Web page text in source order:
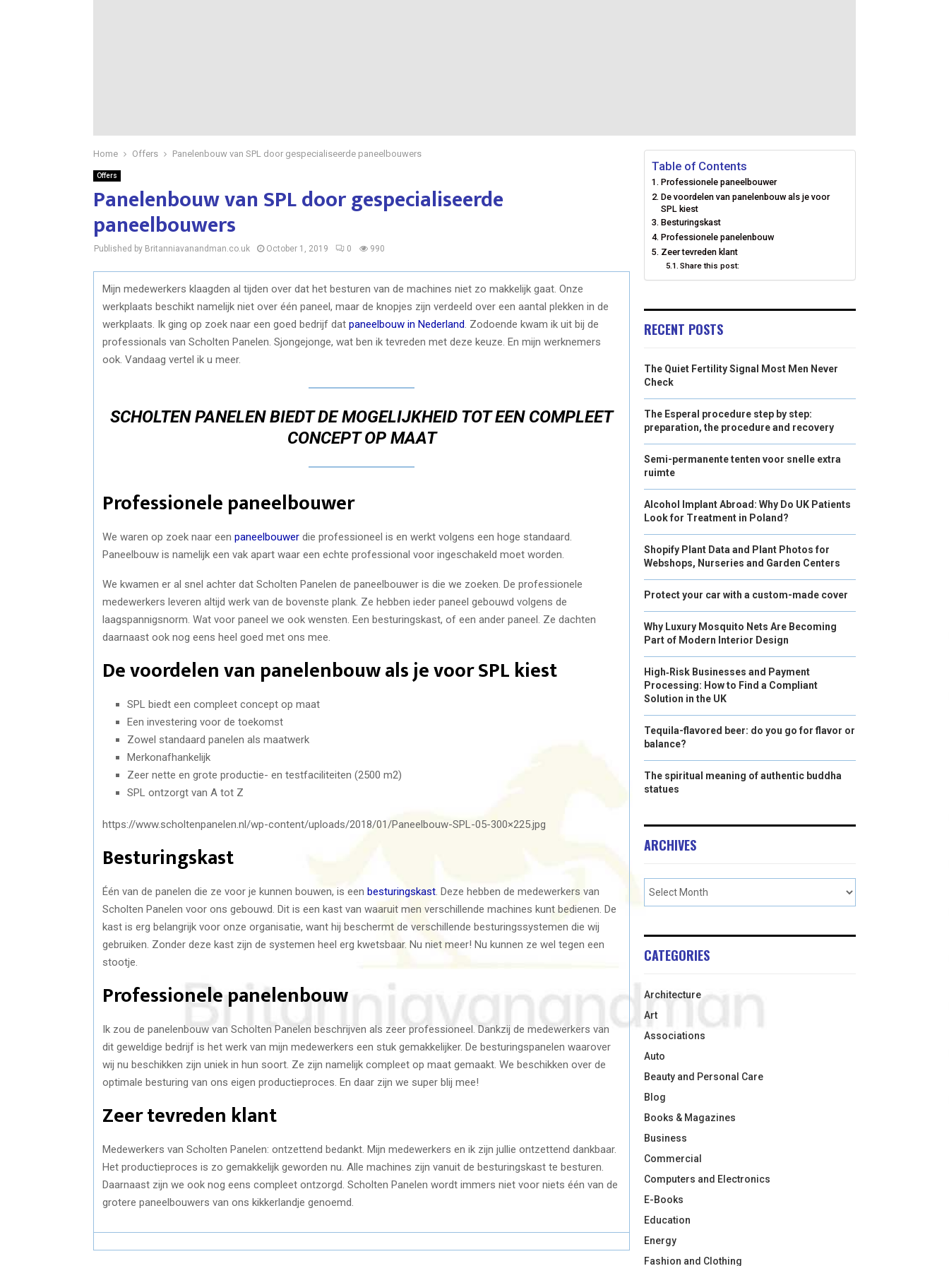
Home Offers Panelenbouw van SPL door gespecialiseerde paneelbouwers
Offers
Panelenbouw van SPL door gespecialiseerde
paneelbouwers
Published by Britanniavanandman.co.uk October 1, 2019 0 990
Mijn medewerkers klaagden al tijden over dat het besturen van de machines niet zo makkelijk gaat. Onze
werkplaats beschikt namelijk niet over één paneel, maar de knopjes zijn verdeeld over een aantal plekken in de
werkplaats. Ik ging op zoek naar een goed bedrijf dat paneelbouw in Nederland . Zodoende kwam ik uit bij de
professionals van Scholten Panelen. Sjongejonge, wat ben ik tevreden met deze keuze. En mijn werknemers
ook. Vandaag vertel ik u meer.
SCHOLTEN PANELEN BIEDT DE MOGELIJKHEID TOT EEN COMPLEET
CONCEPT OP MAAT
Professionele paneelbouwer
We waren op zoek naar een paneelbouwer die professioneel is en werkt volgens een hoge standaard.
Paneelbouw is namelijk een vak apart waar een echte professional voor ingeschakeld moet worden.
We kwamen er al snel achter dat Scholten Panelen de paneelbouwer is die we zoeken. De professionele
medewerkers leveren altijd werk van de bovenste plank. Ze hebben ieder paneel gebouwd volgens de
laagspannigsnorm. Wat voor paneel we ook wensten. Een besturingskast, of een ander paneel. Ze dachten
daarnaast ook nog eens heel goed met ons mee.
De voordelen van panelenbouw als je voor SPL kiest
SPL biedt een compleet concept op maat
Een investering voor de toekomst
Zowel standaard panelen als maatwerk
Merkonafhankelijk
Zeer nette en grote productie- en testfaciliteiten (2500 m2)
SPL ontzorgt van A tot Z
https://www.scholtenpanelen.nl/wp-content/uploads/2018/01/Paneelbouw-SPL-05-300×225.jpg
Besturingskast
Één van de panelen die ze voor je kunnen bouwen, is een besturingskast . Deze hebben de medewerkers van
Scholten Panelen voor ons gebouwd. Dit is een kast van waaruit men verschillende machines kunt bedienen. De
kast is erg belangrijk voor onze organisatie, want hij beschermt de verschillende besturingssystemen die wij
gebruiken. Zonder deze kast zijn de systemen heel erg kwetsbaar. Nu niet meer! Nu kunnen ze wel tegen een
stootje.
Professionele panelenbouw
Ik zou de panelenbouw van Scholten Panelen beschrijven als zeer professioneel. Dankzij de medewerkers van
dit geweldige bedrijf is het werk van mijn medewerkers een stuk gemakkelijker. De besturingspanelen waarover
wij nu beschikken zijn uniek in hun soort. Ze zijn namelijk compleet op maat gemaakt. We beschikken over de
optimale besturing van ons eigen productieproces. En daar zijn we super blij mee!
Zeer tevreden klant
Medewerkers van Scholten Panelen: ontzettend bedankt. Mijn medewerkers en ik zijn jullie ontzettend dankbaar.
Het productieproces is zo gemakkelijk geworden nu. Alle machines zijn vanuit de besturingskast te besturen.
Daarnaast zijn we ook nog eens compleet ontzorgd. Scholten Panelen wordt immers niet voor niets één van de
grotere paneelbouwers van ons kikkerlandje genoemd.
Table of Contents
Professionele paneelbouwer
De voordelen van panelenbouw als je voor
SPL kiest
Besturingskast
Professionele panelenbouw
Zeer tevreden klant
Share this post:
RECENT POSTS
The Quiet Fertility Signal Most Men Never
Check
The Esperal procedure step by step:
preparation, the procedure and recovery
Semi-permanente tenten voor snelle extra
ruimte
Alcohol Implant Abroad: Why Do UK Patients
Look for Treatment in Poland?
Shopify Plant Data and Plant Photos for
Webshops, Nurseries and Garden Centers
Protect your car with a custom-made cover
Why Luxury Mosquito Nets Are Becoming
Part of Modern Interior Design
High‑Risk Businesses and Payment
Processing: How to Find a Compliant
Solution in the UK
Tequila-flavored beer: do you go for flavor or
balance?
The spiritual meaning of authentic buddha
statues
ARCHIVES
CATEGORIES
Architecture
Art
Associations
Auto
Beauty and Personal Care
Blog
Books & Magazines
Business
Commercial
Computers and Electronics
E-Books
Education
Energy
Fashion and Clothing